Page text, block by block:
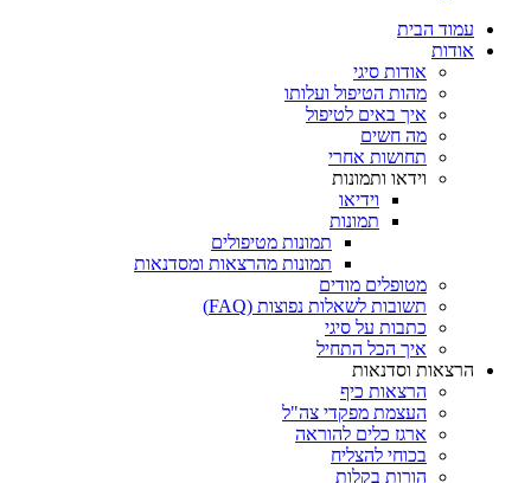
עמוד הבית
אודות
אודות סיגי
מהות הטיפול ועלותו
איך באים לטיפול
מה חשים
תחושות אחרי
וידאו ותמונות
וידיאו
תמונות
תמונות מטיפולים
תמונות מהרצאות ומסדנאות
מטופלים מודים
תשובות לשאלות נפוצות (FAQ)
כתבות על סיגי
איך הכל התחיל
הרצאות וסדנאות
הרצאות כיף
העצמת מפקדי צה"ל
ארגז כלים להוראה
בכוחי להצליח
הורות בקלות